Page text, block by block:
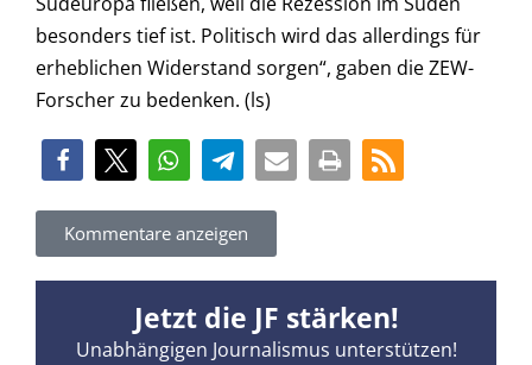
besonders tief ist. Politisch wird das allerdings für
erheblichen Widerstand sorgen“, gaben die ZEW-
Forscher zu bedenken. (ls)
Kommentare anzeigen
Jetzt die JF stärken!
Unabhängigen Journalismus unterstützen!